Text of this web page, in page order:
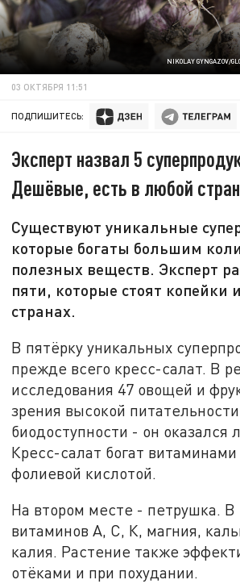
NIKOLAY GYNGAZOV/
03 ОКТЯБРЯ 11:51
ПОДПИШИТЕСЬ:
Эксперт назвал 5
Дешёвые, есть в любой
Существуют уникальные
которые богаты большим
полезных веществ. Эксперт
пяти, которые стоят копейки
странах.
В пятёрку уникальных
прежде всего кресс-салат. В
исследования 47 овощей и
зрения высокой
биодоступности - он оказался
Кресс-салат богат
фолиевой кислотой.
На втором месте - петрушка. В
витаминов А, С, К, магния,
калия. Растение также
отёками и при похудании.